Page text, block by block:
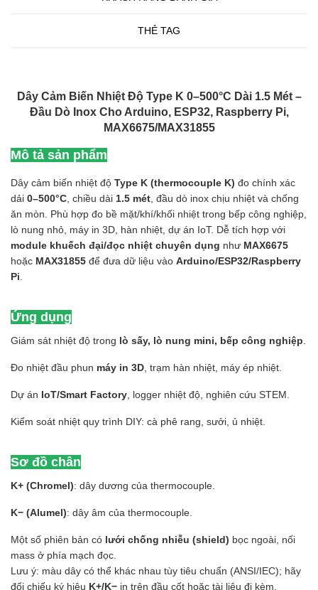
THẺ TAG
Dây Cảm Biến Nhiệt Độ Type K 0–500°C Dài 1.5 Mét –
Đầu Dò Inox Cho Arduino, ESP32, Raspberry Pi,
MAX6675/MAX31855
Mô tả sản phẩm
Dây cảm biến nhiệt độ Type K (thermocouple K) đo chính xác
dải 0–500°C , chiều dài 1.5 mét , đầu dò inox chịu nhiệt và chống
ăn mòn. Phù hợp đo bề mặt/khí/khối nhiệt trong bếp công nghiệp,
lò nung nhỏ, máy in 3D, hàn nhiệt, dự án IoT. Dễ tích hợp với
module khuếch đại/đọc nhiệt chuyên dụng như MAX6675
hoặc MAX31855 để đưa dữ liệu vào Arduino/ESP32/Raspberry
Pi
Ứng dụng
Giám sát nhiệt độ trong lò sấy, lò nung mini, bếp công nghiệp
Đo nhiệt đầu phun máy in 3D , trạm hàn nhiệt, máy ép nhiệt.
Dự án IoT/Smart Factory , logger nhiệt độ, nghiên cứu STEM.
Kiểm soát nhiệt quy trình DIY: cà phê rang, sưởi, ủ nhiệt.
Sơ đồ chân
K+ (Chromel): dây dương của thermocouple.
K− (Alumel): dây âm của thermocouple.
Một số phiên bản có lưới chống nhiễu (shield) bọc ngoài, nối
mass ở phía mạch đọc.
Lưu ý: màu dây có thể khác nhau tùy tiêu chuẩn (ANSI/IEC); hãy
đối chiếu ký hiệu K+/K− in trên đầu cốt hoặc tài liệu đi kèm.